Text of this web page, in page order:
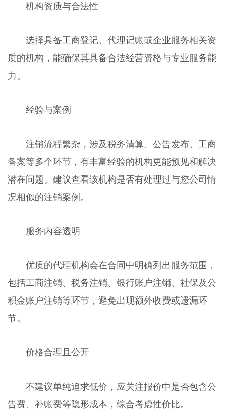
机构资质与合法性
选择具备工商登记、代理记账或企业服务相关资
质的机构，能确保其具备合法经营资格与专业服务能
力。
经验与案例
注销流程繁杂，涉及税务清算、公告发布、工商
备案等多个环节，有丰富经验的机构更能预见和解决
潜在问题。建议查看该机构是否有处理过与您公司情
况相似的注销案例。
服务内容透明
优质的代理机构会在合同中明确列出服务范围，
包括工商注销、税务注销、银行账户注销、社保及公
积金账户注销等环节，避免出现额外收费或遗漏环
节。
价格合理且公开
不建议单纯追求低价，应关注报价中是否包含公
告费、补账费等隐形成本，综合考虑性价比。